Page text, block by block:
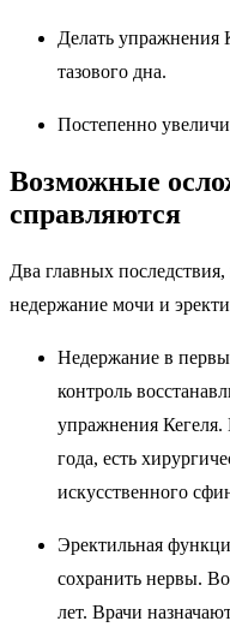
Делать упражнения
тазового дна.
Постепенно
Возможные
справляются
Два главных
недержание мочи и
Недержание в
контроль
упражнения Кегеля.
года, есть
искусственного
Эректильная
сохранить нервы.
лет. Врачи